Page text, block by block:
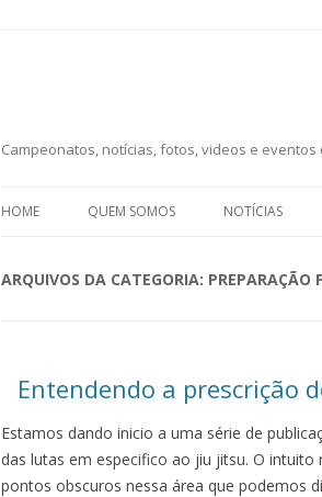
Campeonatos, notícias, fotos, videos e eventos
HOME QUEM SOMOS NOTÍCIAS
ARQUIVOS DA CATEGORIA: PREPARAÇÃO
Entendendo a prescrição
Estamos dando inicio a uma série de
das lutas em especifico ao jiu jitsu. O
pontos obscuros nessa área que podemos